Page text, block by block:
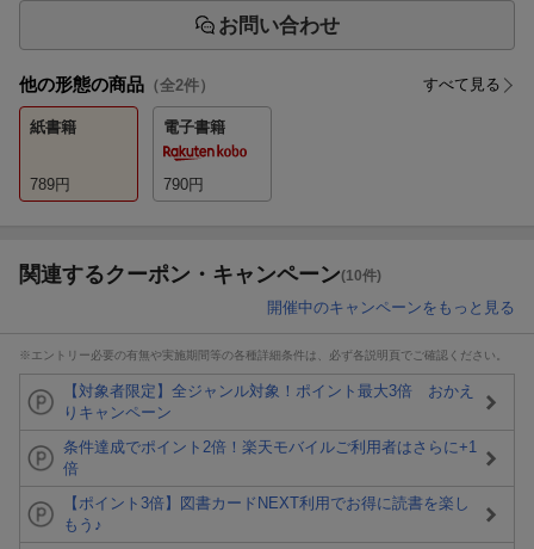
お問い合わせ
他の形態の商品 （全2件） すべて見る
紙書籍
789円
電子書籍
790円
関連するクーポン・キャンペーン(10件)
開催中のキャンペーンをもっと見る
※エントリー必要の有無や実施期間等の各種詳細条件は、必ず各説明頁でご確認ください。
【対象者限定】全ジャンル対象！ポイント最大3倍 おかえ
りキャンペーン
条件達成でポイント2倍！楽天モバイルご利用者はさらに+1
倍
【ポイント3倍】図書カードNEXT利用でお得に読書を楽し
もう♪